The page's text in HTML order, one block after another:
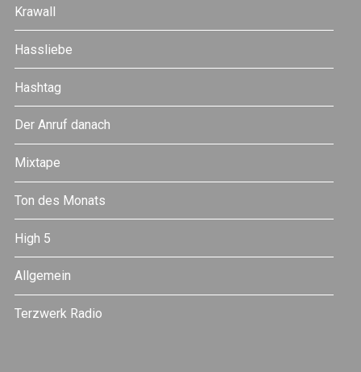
Krawall
Hassliebe
Hashtag
Der Anruf danach
Mixtape
Ton des Monats
High 5
Allgemein
Terzwerk Radio